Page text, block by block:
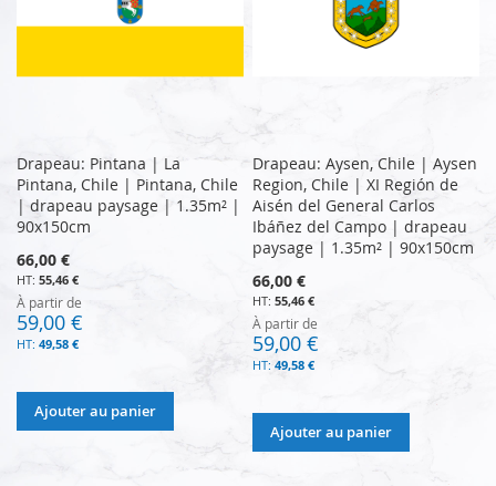
Drapeau: Pintana | La
Pintana, Chile | Pintana, Chile
| drapeau paysage | 1.35m² |
90x150cm
66,00 €
55,46 €
À partir de
59,00 €
49,58 €
Ajouter au panier
Drapeau: Aysen, Chile | Aysen
Region, Chile | XI Región de
Aisén del General Carlos
Ibáñez del Campo | drapeau
paysage | 1.35m² | 90x150cm
66,00 €
55,46 €
À partir de
59,00 €
49,58 €
Ajouter au panier